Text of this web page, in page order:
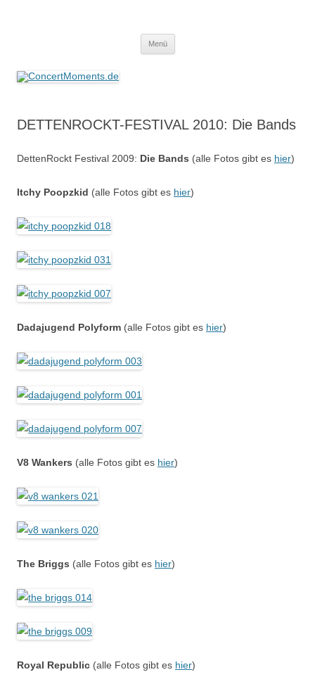
Menü
DETTENROCKT-FESTIVAL 2010: Die Bands
DettenRockt Festival 2009: Die Bands (alle Fotos gibt es hier)
Itchy Poopzkid (alle Fotos gibt es hier)
Dadajugend Polyform (alle Fotos gibt es hier)
V8 Wankers (alle Fotos gibt es hier)
The Briggs (alle Fotos gibt es hier)
Royal Republic (alle Fotos gibt es hier)